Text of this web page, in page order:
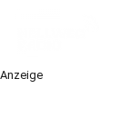
Anzeige